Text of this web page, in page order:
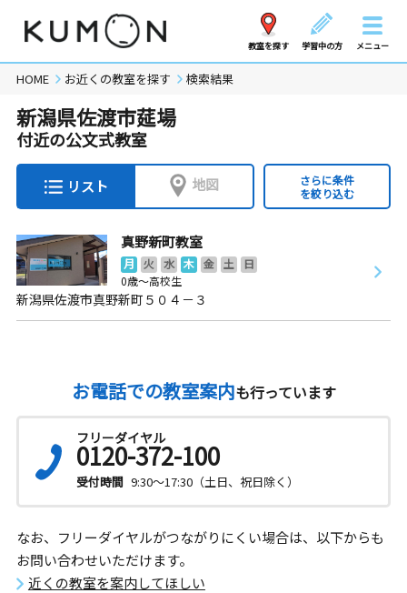
教室を探す 学習中の方 メニュー
HOME お近くの教室を探す 検索結果
新潟県佐渡市莚場
付近の公文式教室
リスト 地図
さらに条件
を絞り込む
真野新町教室
月 火 水 木 金 土
日
0歳～高校生
新潟県佐渡市真野新町５０４－３
お電話での教室案内も行っています
フリーダイヤル
0120-372-100
受付時間 9:30～17:30（土日、祝日除く）
なお、フリーダイヤルがつながりにくい場合は、以下からも
お問い合わせいただけます。
近くの教室を案内してほしい